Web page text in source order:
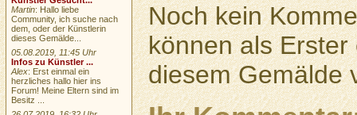
Noch kein
können als
diesem Gemälde
Martin: Hallo liebe
Community, ich suche nach
dem, oder der Künstlerin
dieses Gemälde...
05.08.2019, 11:45 Uhr
Infos zu Künstler ...
Alex: Erst einmal ein
herzliches hallo hier ins
Forum! Meine Eltern sind im
Besitz ...